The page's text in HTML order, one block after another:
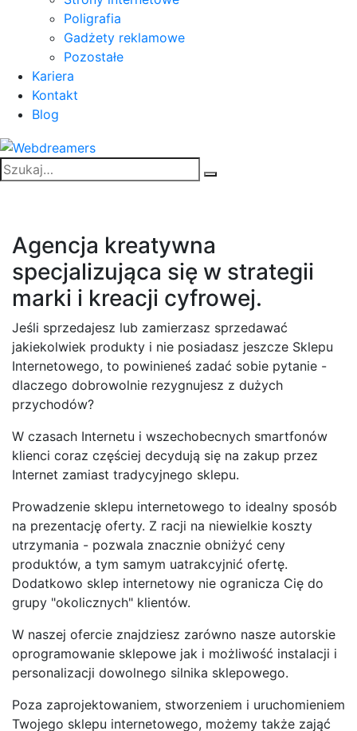
Poligrafia
Gadżety reklamowe
Pozostałe
Kariera
Kontakt
Blog
Agencja kreatywna
specjalizująca się w strategii
marki i kreacji cyfrowej.
Jeśli sprzedajesz lub zamierzasz sprzedawać
jakiekolwiek produkty i nie posiadasz jeszcze Sklepu
Internetowego, to powinieneś zadać sobie pytanie -
dlaczego dobrowolnie rezygnujesz z dużych
przychodów?
W czasach Internetu i wszechobecnych smartfonów
klienci coraz częściej decydują się na zakup przez
Internet zamiast tradycyjnego sklepu.
Prowadzenie sklepu internetowego to idealny sposób
na prezentację oferty. Z racji na niewielkie koszty
utrzymania - pozwala znacznie obniżyć ceny
produktów, a tym samym uatrakcyjnić ofertę.
Dodatkowo sklep internetowy nie ogranicza Cię do
grupy "okolicznych" klientów.
W naszej ofercie znajdziesz zarówno nasze autorskie
oprogramowanie sklepowe jak i możliwość instalacji i
personalizacji dowolnego silnika sklepowego.
Poza zaprojektowaniem, stworzeniem i uruchomieniem
Twojego sklepu internetowego, możemy także zająć